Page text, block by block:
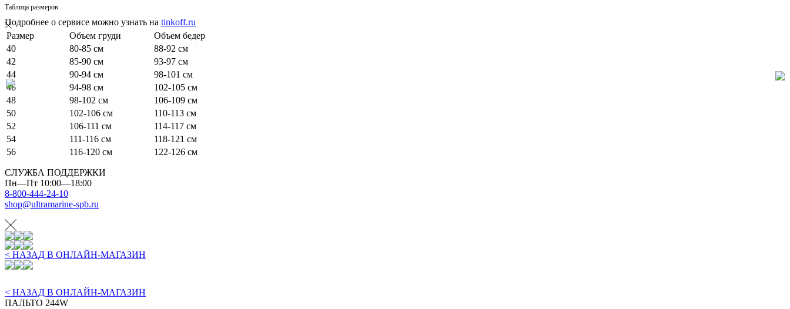
Подробнее о сервисе можно узнать на tinkoff.ru
Таблица размеров
Размер Объем груди
Объем бедер
40
80-85 см
88-92 см
42
85-90 см
93-97 см
44
90-94 см
98-101 см
46
94-98 см
102-105 см
48
98-102 см
106-109 см
50
102-106 см
110-113 см
52
106-111 см
114-117 см
54
111-116 см
118-121 см
56
116-120 см 122-126 см
СЛУЖБА ПОДДЕРЖКИ
Пн—Пт 10:00—18:00
8-800-444-24-10
shop@ultramarine-spb.ru
< НАЗАД В ОНЛАЙН-МАГАЗИН
< НАЗАД В ОНЛАЙН-МАГАЗИН
ПАЛЬТО 244W